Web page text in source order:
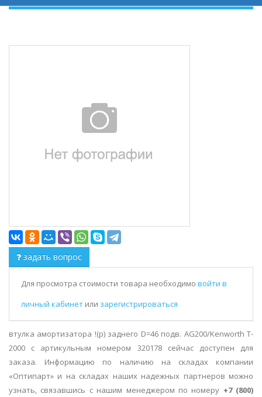
задать вопрос
Для просмотра стоимости товара необходимо войти в
личный кабинет или зарегистрироваться
втулка амортизатора !(р) заднего D=46 подв. AG200/Kenworth T-
2000 с артикульным номером 320178 сейчас доступен для
заказа. Информацию по наличию на складах компании
«Оптипарт» и на складах наших надежных партнеров можно
узнать, связавшись с нашим менеджером по номеру +7 (800)